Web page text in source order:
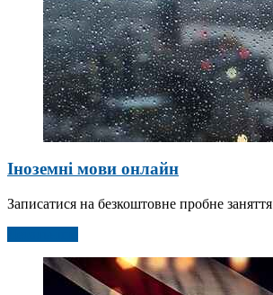
Іноземні мови онлайн
Записатися на безкоштовне пробне заняття